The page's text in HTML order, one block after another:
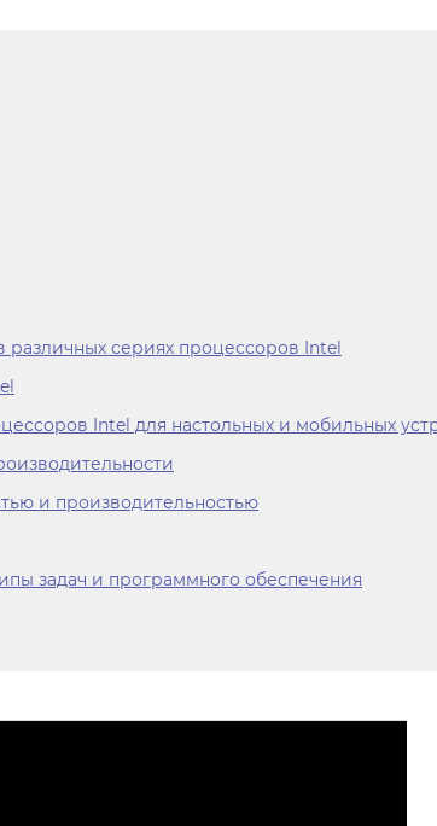
различных сериях процессоров Intel
Intel для настольных и мобильных
и производительностью
задач и программного обеспечения